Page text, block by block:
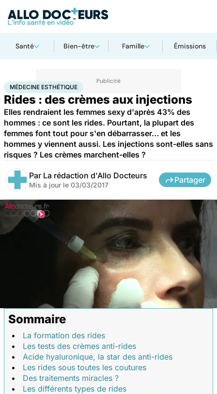
Santé Bien-être Famille Émissions
AccueilSantéMédecine esthétique
MÉDECINE ESTHÉTIQUE
Rides : des crèmes aux injections
Elles rendraient les femmes sexy d'après 43% des
hommes : ce sont les rides. Pourtant, la plupart des
femmes font tout pour s'en débarrasser… et les
hommes y viennent aussi. Les injections sont-elles sans
risques ? Les crèmes marchent-elles ?
Par La rédaction d'Allo Docteurs
Mis à jour le 03/03/2017
Partager
Sommaire
La formation des rides
Les tests des crèmes anti-rides
Acide hyaluronique, la star des anti-rides
Les rides sous toutes les coutures
Des traitements miracles ?
Les différents types de rides